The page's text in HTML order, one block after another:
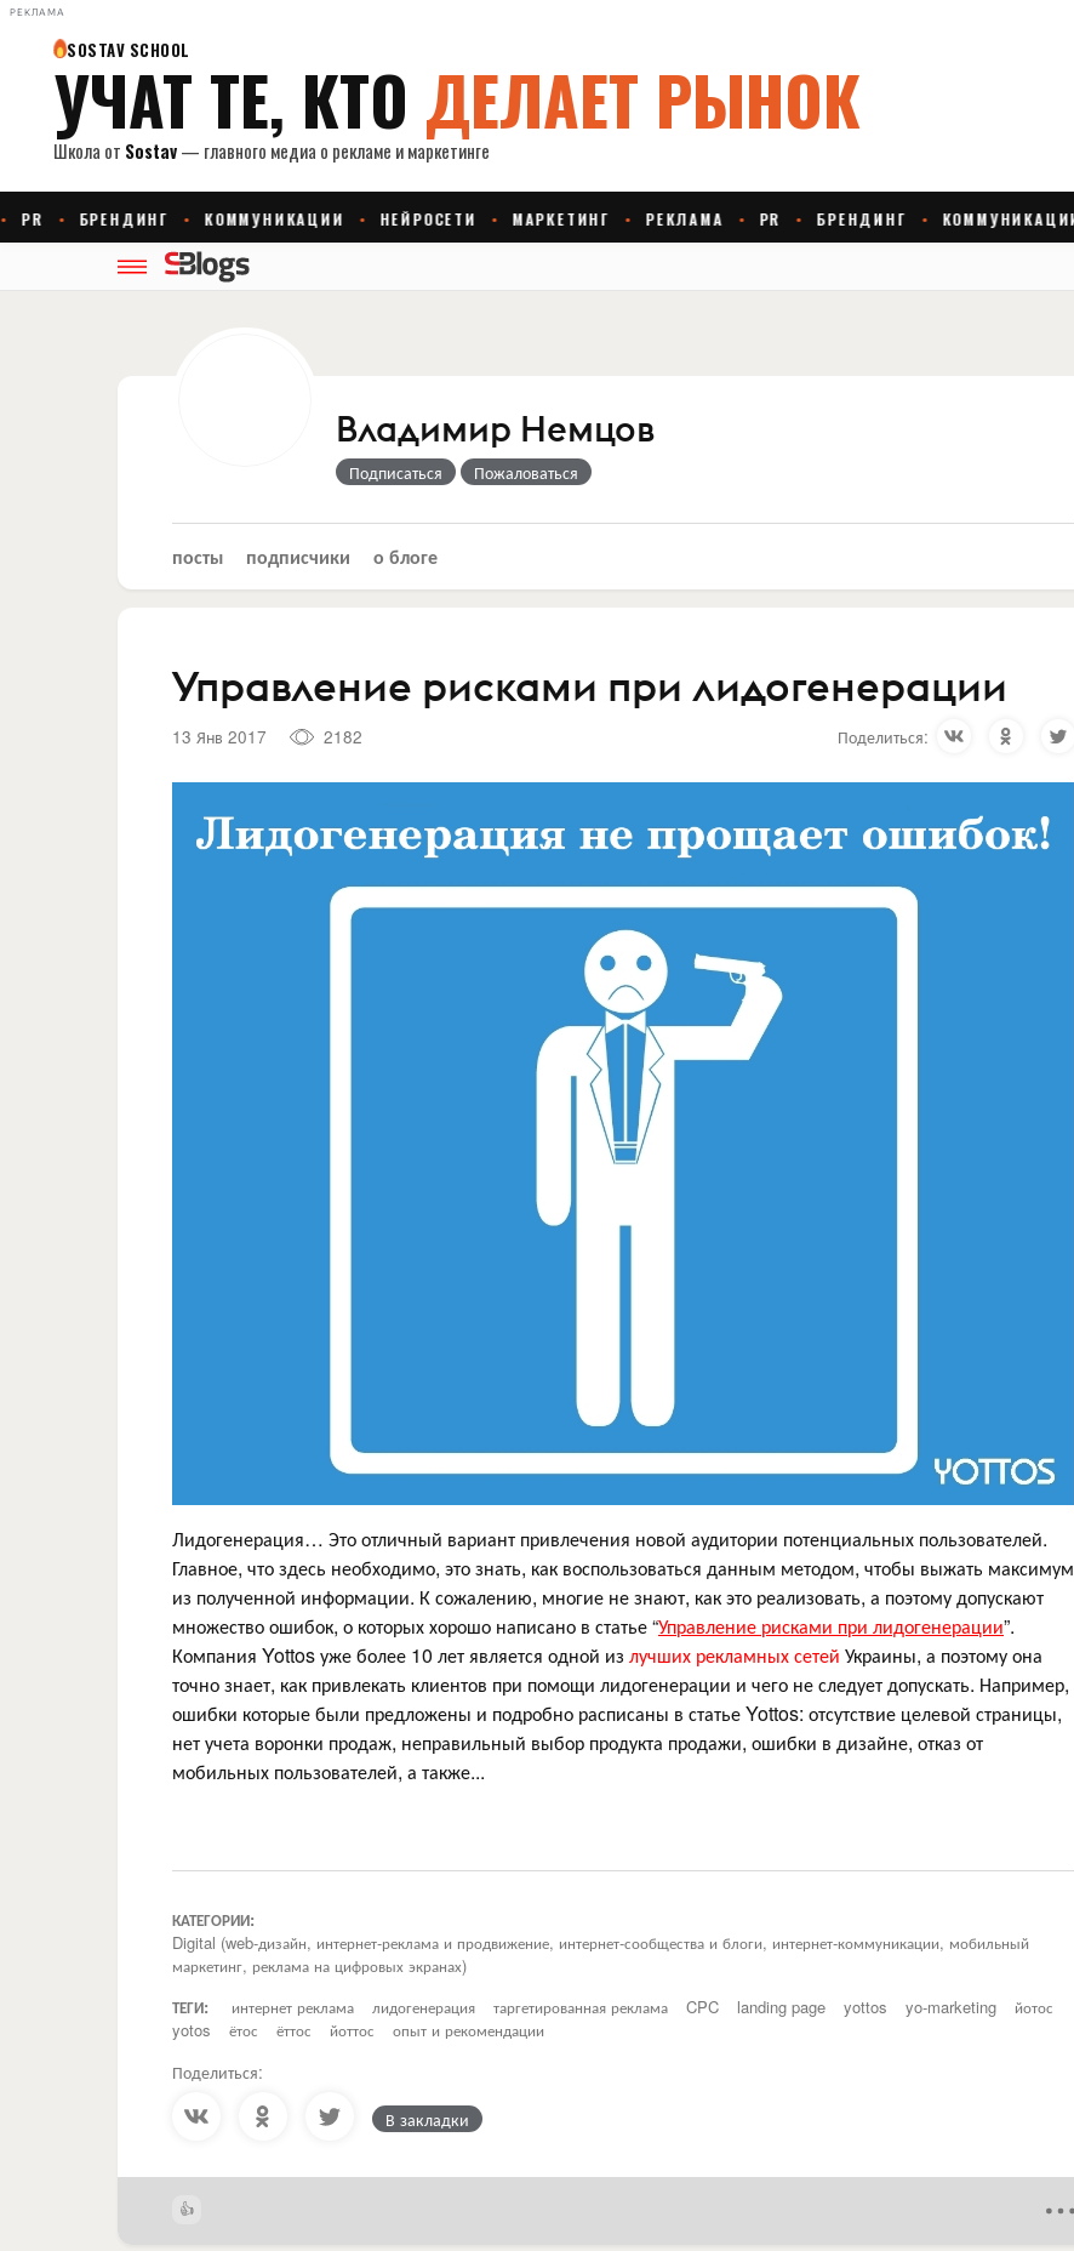
РЕКЛАМА
Владимир Немцов
Подписаться Пожаловаться
посты подписчики о блоге
Управление рисками при лидогенерации
13 Янв 2017 2182 Поделиться:
Лидогенерация… Это отличный вариант привлечения новой аудитории потенциальных пользователей.
Главное, что здесь необходимо, это знать, как воспользоваться данным методом, чтобы выжать максимум
из полученной информации. К сожалению, многие не знают, как это реализовать, а поэтому допускают
множество ошибок, о которых хорошо написано в статье “Управление рисками при лидогенерации”.
Компания Yottos уже более 10 лет является одной из лучших рекламных сетей Украины, а поэтому она
точно знает, как привлекать клиентов при помощи лидогенерации и чего не следует допускать. Например,
ошибки которые были предложены и подробно расписаны в статье Yottos: отсутствие целевой страницы,
нет учета воронки продаж, неправильный выбор продукта продажи, ошибки в дизайне, отказ от
мобильных пользователей, а также...
КАТЕГОРИИ:
Digital (web-дизайн, интернет-реклама и продвижение, интернет-сообщества и блоги, интернет-коммуникации, мобильный
маркетинг, реклама на цифровых экранах)
ТЕГИ:
интернет реклама лидогенерация таргетированная реклама CPC landing page yottos yo-marketing
йотос
yotos
ётос ёттос йоттос опыт и рекомендации
Поделиться:
В закладки